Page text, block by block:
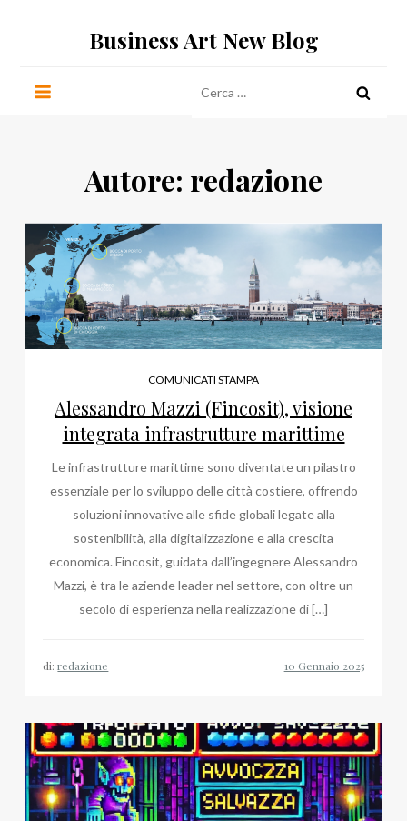
Business Art New Blog
per:
Autore: redazione
COMUNICATI STAMPA
Alessandro Mazzi (Fincosit), visione
integrata infrastrutture marittime
Le infrastrutture marittime sono diventate un pilastro
essenziale per lo sviluppo delle città costiere, offrendo
soluzioni innovative alle sfide globali legate alla
sostenibilità, alla digitalizzazione e alla crescita
economica. Fincosit, guidata dall’ingegnere Alessandro
Mazzi, è tra le aziende leader nel settore, con oltre un
secolo di esperienza nella realizzazione di […]
di:redazione